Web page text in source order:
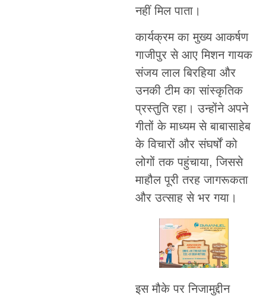
नहीं मिल पाता।
कार्यक्रम का मुख्य आकर्षण
गाजीपुर से आए मिशन गायक
संजय लाल बिरहिया और
उनकी टीम का सांस्कृतिक
प्रस्तुति रहा। उन्होंने अपने
गीतों के माध्यम से बाबासाहेब
के विचारों और संघर्षों को
लोगों तक पहुंचाया, जिससे
माहौल पूरी तरह जागरूकता
और उत्साह से भर गया।
इस मौके पर निजामुद्दीन